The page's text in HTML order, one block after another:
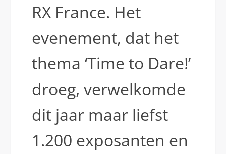
RX France. Het
evenement, dat het
thema ‘Time to Dare!’
droeg, verwelkomde
dit jaar maar liefst
1.200 exposanten en